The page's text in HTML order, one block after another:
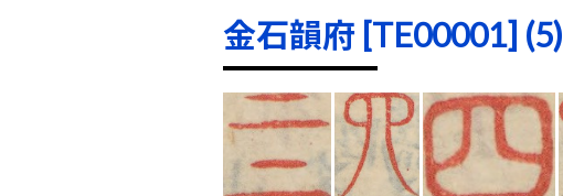
金石韻府 [TE00001] (5)